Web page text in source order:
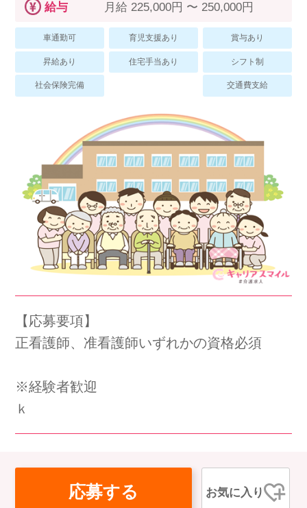
その他のお問い合わせ
採用担当者様はこちら
スマイルカのsmileコラム
FAQ
紹介会社を使うメリットについて
介護・看護のお仕事について
利用者の声
WEB勤怠
支店連絡先一覧
会社概要 個人情報保護方針 利用規約
お知らせ
給与 月給 225,000円 〜 250,000円
車通勤可 育児支援あり 賞与あり
昇給あり 住宅手当あり シフト制
社会保険完備 交通費支給
【応募要項】
正看護師、准看護師いずれかの資格必須
※経験者歓迎
ｋ
応募する お気に入り